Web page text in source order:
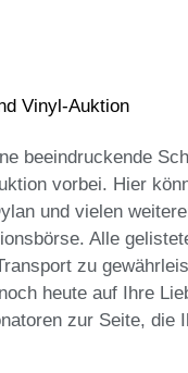
Vinyl-Auktion
beeindruckende
vorbei. Hier
und vielen
Alle
zu
heute auf Ihre
zur Seite, die